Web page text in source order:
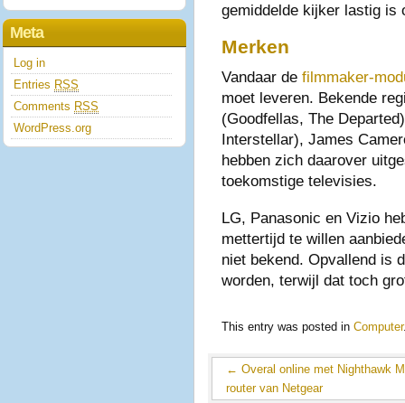
gemiddelde kijker lastig is
Merken
Vandaar defilmmaker-
moet leveren. Bekende
(Goodfellas, The
Interstellar), James
hebben zich daarover
toekomstige televisies.
LG, Panasonic en Vizio
mettertijd te willen
niet bekend. Opvallend is
worden, terwijl dat toch
This entry was posted inComputer
← Overal online met Nighthawk
router van Netgear
Meta
Log in
Entries RSS
Comments RSS
WordPress.org